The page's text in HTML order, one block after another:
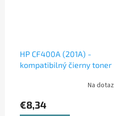
HP CF400A (201A) -
kompatibilný čierny toner
Na dotaz
€8,34